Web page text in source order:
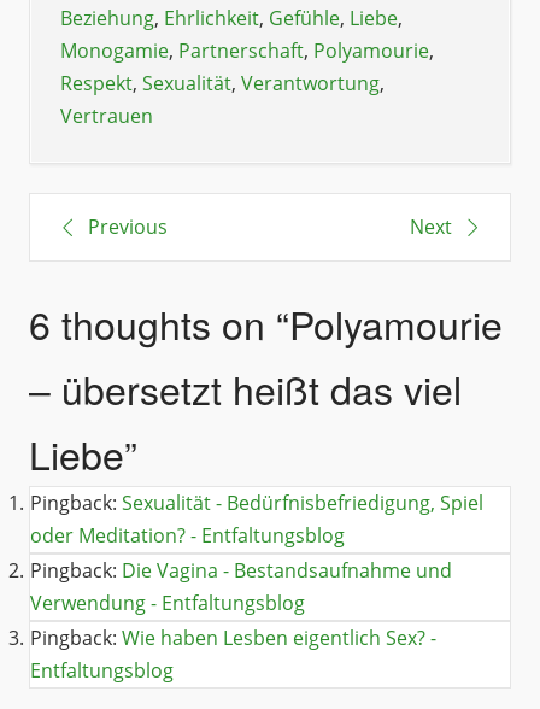
Beziehung, Ehrlichkeit, Gefühle, Liebe,
Monogamie, Partnerschaft, Polyamourie,
Respekt, Sexualität, Verantwortung,
Vertrauen
Previous Next
6 thoughts on “Polyamourie
– übersetzt heißt das viel
Liebe”
Pingback: Sexualität - Bedürfnisbefriedigung, Spiel
oder Meditation? - Entfaltungsblog
Pingback: Die Vagina - Bestandsaufnahme und
Verwendung - Entfaltungsblog
Pingback: Wie haben Lesben eigentlich Sex? -
Entfaltungsblog